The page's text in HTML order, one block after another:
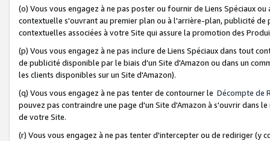
(o) Vous vous engagez à ne pas poster ou fournir de Liens Spéciaux
contextuelle s'ouvrant au premier plan ou à l'arrière-plan, publicité
contextuelles associées à votre Site qui assure la promotion des
(p) Vous vous engagez à ne pas inclure de Liens Spéciaux dans tout
de publicité disponible par le biais d'un Site d'Amazon ou dans un
les clients disponibles sur un Site d'Amazon).
(q) Vous vous engagez à ne pas tenter de contourner le Décompte de
pouvez pas contraindre une page d'un Site d'Amazon à s'ouvrir dans
de votre Site.
(r) Vous vous engagez à ne pas tenter d'intercepter ou de rediriger